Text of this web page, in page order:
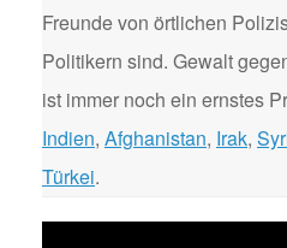
Freunde von örtlichen
Politikern sind. Gewalt
ist immer noch ein ernstes
Indien, Afghanistan, Irak,
Türkei.